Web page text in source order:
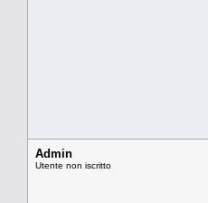
Admin
Utente non iscritto